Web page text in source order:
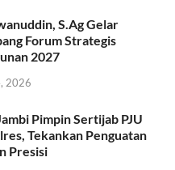
S.Ag Gelar
Forum Strategis
2027
2026
Pimpin Sertijab PJU
Tekankan Penguatan
Presisi